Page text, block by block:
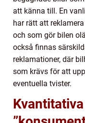
att känna till. En
har rätt att
och som gör bilen
också finnas
reklamationer, där
som krävs för att
eventuella tvister.